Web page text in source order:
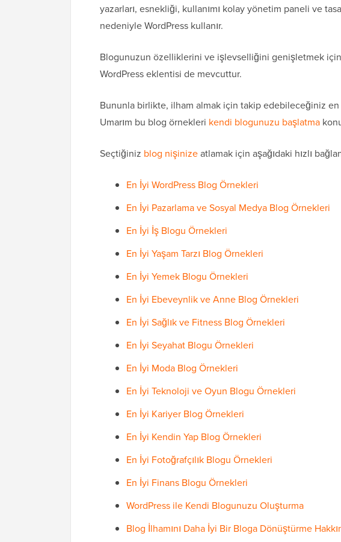
yazarları, esnekliği, kullanımı kolay yönetim paneli ve
nedeniyle WordPress kullanır.
Blogunuzun özelliklerini ve işlevselliğini genişletmek
WordPress eklentisi de mevcuttur.
Bununla birlikte, ilham almak için takip edebileceğiniz en
Umarım bu blog örnekleri kendi blogunuzu başlatma
Seçtiğiniz blog nişinizeatlamak için aşağıdaki hızlı
En İyi WordPress Blog Örnekleri
En İyi Pazarlama ve Sosyal Medya Blog Örnekleri
En İyi İş Blogu Örnekleri
En İyi Yaşam Tarzı Blog Örnekleri
En İyi Yemek Blogu Örnekleri
En İyi Ebeveynlik ve Anne Blog Örnekleri
En İyi Sağlık ve Fitness Blog Örnekleri
En İyi Seyahat Blogu Örnekleri
En İyi Moda Blog Örnekleri
En İyi Teknoloji ve Oyun Blogu Örnekleri
En İyi Kariyer Blog Örnekleri
En İyi Kendin Yap Blog Örnekleri
En İyi Fotoğrafçılık Blogu Örnekleri
En İyi Finans Blogu Örnekleri
WordPress ile Kendi Blogunuzu Oluşturma
Blog İlhamını Daha İyi Bir Bloga Dönüştürme